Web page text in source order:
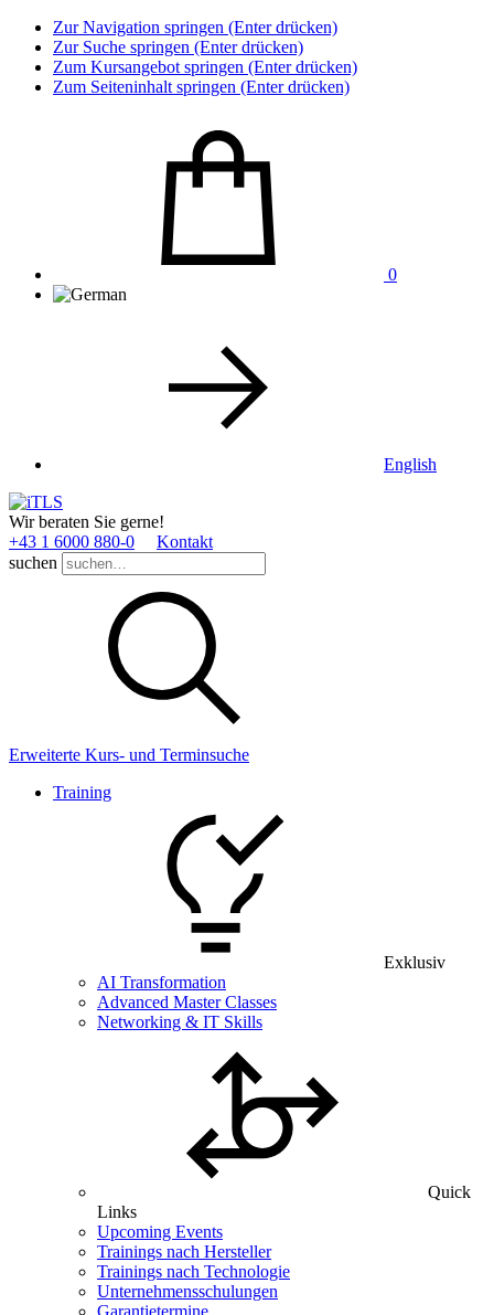
Zur Navigation springen (Enter drücken)
Zur Suche springen (Enter drücken)
Zum Kursangebot springen (Enter drücken)
Zum Seiteninhalt springen (Enter drücken)
0
English
Wir beraten Sie gerne!
+43 1 6000 880­-0
Kontakt
suchen
Erweiterte Kurs- und Terminsuche
Training
Exklusiv
AI Transformation
Advanced Master Classes
Networking & IT Skills
Quick
Links
Upcoming Events
Trainings nach Hersteller
Trainings nach Technologie
Unternehmensschulungen
Garantietermine